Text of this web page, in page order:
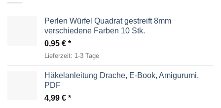
Perlen Würfel Quadrat gestreift 8mm
verschiedene Farben 10 Stk.
0,95 €
Lieferzeit: 1-3 Tage
Häkelanleitung Drache, E-Book, Amigurumi,
PDF
4,99 €